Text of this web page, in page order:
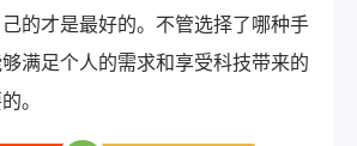
的才是最好的。不管选择了哪种手
满足个人的需求和享受科技带来的
。